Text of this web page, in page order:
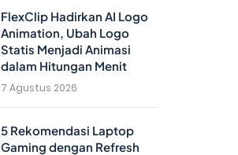
FlexClip Hadirkan AI Logo
Animation, Ubah Logo
Statis Menjadi Animasi
dalam Hitungan Menit
7 Agustus 2026
5 Rekomendasi Laptop
Gaming dengan Refresh